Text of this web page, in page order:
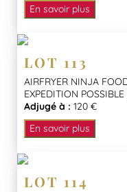
En savoir plus
LOT 113
AIRFRYER NINJA
EXPEDITION
Adjugé à : 120 €
En savoir plus
LOT 114